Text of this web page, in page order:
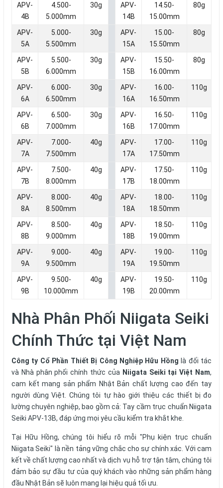
APV-
4B
4.500-
5.000mm
30g
APV-
14B
14.50-
15.00mm
80g
APV-
5A
5.000-
5.500mm
30g
APV-
15A
15.00-
15.50mm
80g
APV-
5B
5.500-
6.000mm
30g
APV-
15B
15.50-
16.00mm
80g
APV-
6A
6.000-
6.500mm
30g
APV-
16A
16.00-
16.50mm
110g
APV-
6B
6.500-
7.000mm
30g
APV-
16B
16.50-
17.00mm
110g
APV-
7A
7.000-
7.500mm
40g
APV-
17A
17.00-
17.50mm
110g
APV-
7B
7.500-
8.000mm
40g
APV-
17B
17.50-
18.00mm
110g
APV-
8A
8.000-
8.500mm
40g
APV-
18A
18.00-
18.50mm
110g
APV-
8B
8.500-
9.000mm
40g
APV-
18B
18.50-
19.00mm
110g
APV-
9A
9.000-
9.500mm
40g
APV-
19A
19.00-
19.50mm
110g
APV-
9B
9.500-
10.000mm
40g
APV-
19B
19.50-
20.00mm
110g
Nhà Phân Phối Niigata Seiki
Chính Thức tại Việt Nam
Công ty Cổ Phần Thiết Bị Công Nghiệp Hữu Hồng là đối tác
và Nhà phân phối chính thức của Niigata Seiki tại Việt Nam,
cam kết mang sản phẩm Nhật Bản chất lượng cao đến tay
người dùng Việt. Chúng tôi tự hào giới thiệu các thiết bị đo
lường chuyên nghiệp, bao gồm cả: Tay cầm trục chuẩn Niigata
Seiki APV-13B, đáp ứng mọi yêu cầu kiểm tra khắt khe.
Tại Hữu Hồng, chúng tôi hiểu rõ mỗi "Phụ kiện trục chuẩn
Niigata Seiki" là nền tảng vững chắc cho sự chính xác. Với cam
kết về chất lượng cao nhất và dịch vụ hỗ trợ tận tâm, chúng tôi
đảm bảo sự đầu tư của quý khách vào những sản phẩm hàng
đầu Nhật Bản sẽ luôn mang lại hiệu quả tối ưu.